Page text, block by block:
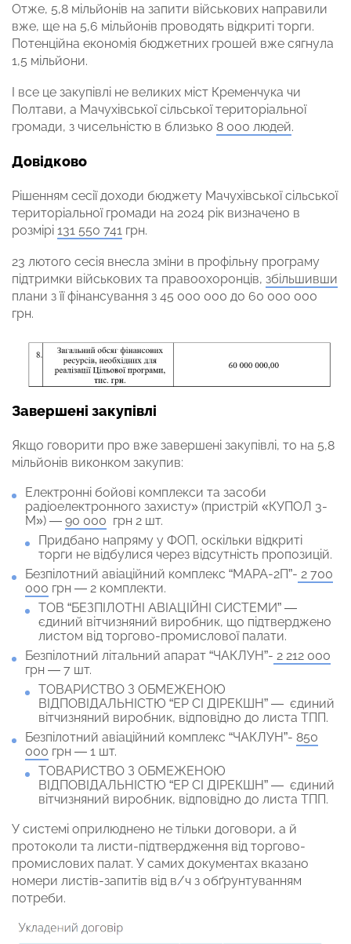
Отже, 5,8 мільйонів на запити військових направили
вже, ще на 5,6 мільйонів проводять відкриті торги.
Потенційна економія бюджетних грошей вже сягнула
1,5 мільйони.
І все це закупівлі не великих міст Кременчука чи
Полтави, а Мачухівської сільської територіальної
громади, з чисельністю в близько 8 000 людей.
Довідково
Рішенням сесії доходи бюджету Мачухівської сільської
територіальної громади на 2024 рік визначено в
розмірі 131 550 741 грн.
23 лютого сесія внесла зміни в профільну програму
підтримки військових та правоохоронців, збільшивши
плани з її фінансування з 45 000 000 до 60 000 000
грн.
Завершені закупівлі
Якщо говорити про вже завершені закупівлі, то на 5,8
мільйонів виконком закупив:
Електронні бойові комплекси та засоби
радіоелектронного захисту» (пристрій «КУПОЛ 3-
М») — 90 000 грн 2 шт.
Придбано напряму у ФОП, оскільки відкриті
торги не відбулися через відсутність пропозицій.
Безпілотний авіаційний комплекс “МАРА-2П”- 2 700
000 грн — 2 комплекти.
ТОВ “БЕЗПІЛОТНІ АВІАЦІЙНІ СИСТЕМИ” —
єдиний вітчизняний виробник, що підтверджено
листом від торгово-промислової палати.
Безпілотний літальний апарат “ЧАКЛУН”- 2 212 000
грн — 7 шт.
ТОВАРИСТВО З ОБМЕЖЕНОЮ
ВІДПОВІДАЛЬНІСТЮ “ЕР СІ ДІРЕКШН” — єдиний
вітчизняний виробник, відповідно до листа ТПП.
Безпілотний авіаційний комплекс “ЧАКЛУН”- 850
000 грн — 1 шт.
ТОВАРИСТВО З ОБМЕЖЕНОЮ
ВІДПОВІДАЛЬНІСТЮ “ЕР СІ ДІРЕКШН” — єдиний
вітчизняний виробник, відповідно до листа ТПП.
У системі оприлюднено не тільки договори, а й
протоколи та листи-підтвердження від торгово-
промислових палат. У самих документах вказано
номери листів-запитів від в/ч з обґрунтуванням
потреби.